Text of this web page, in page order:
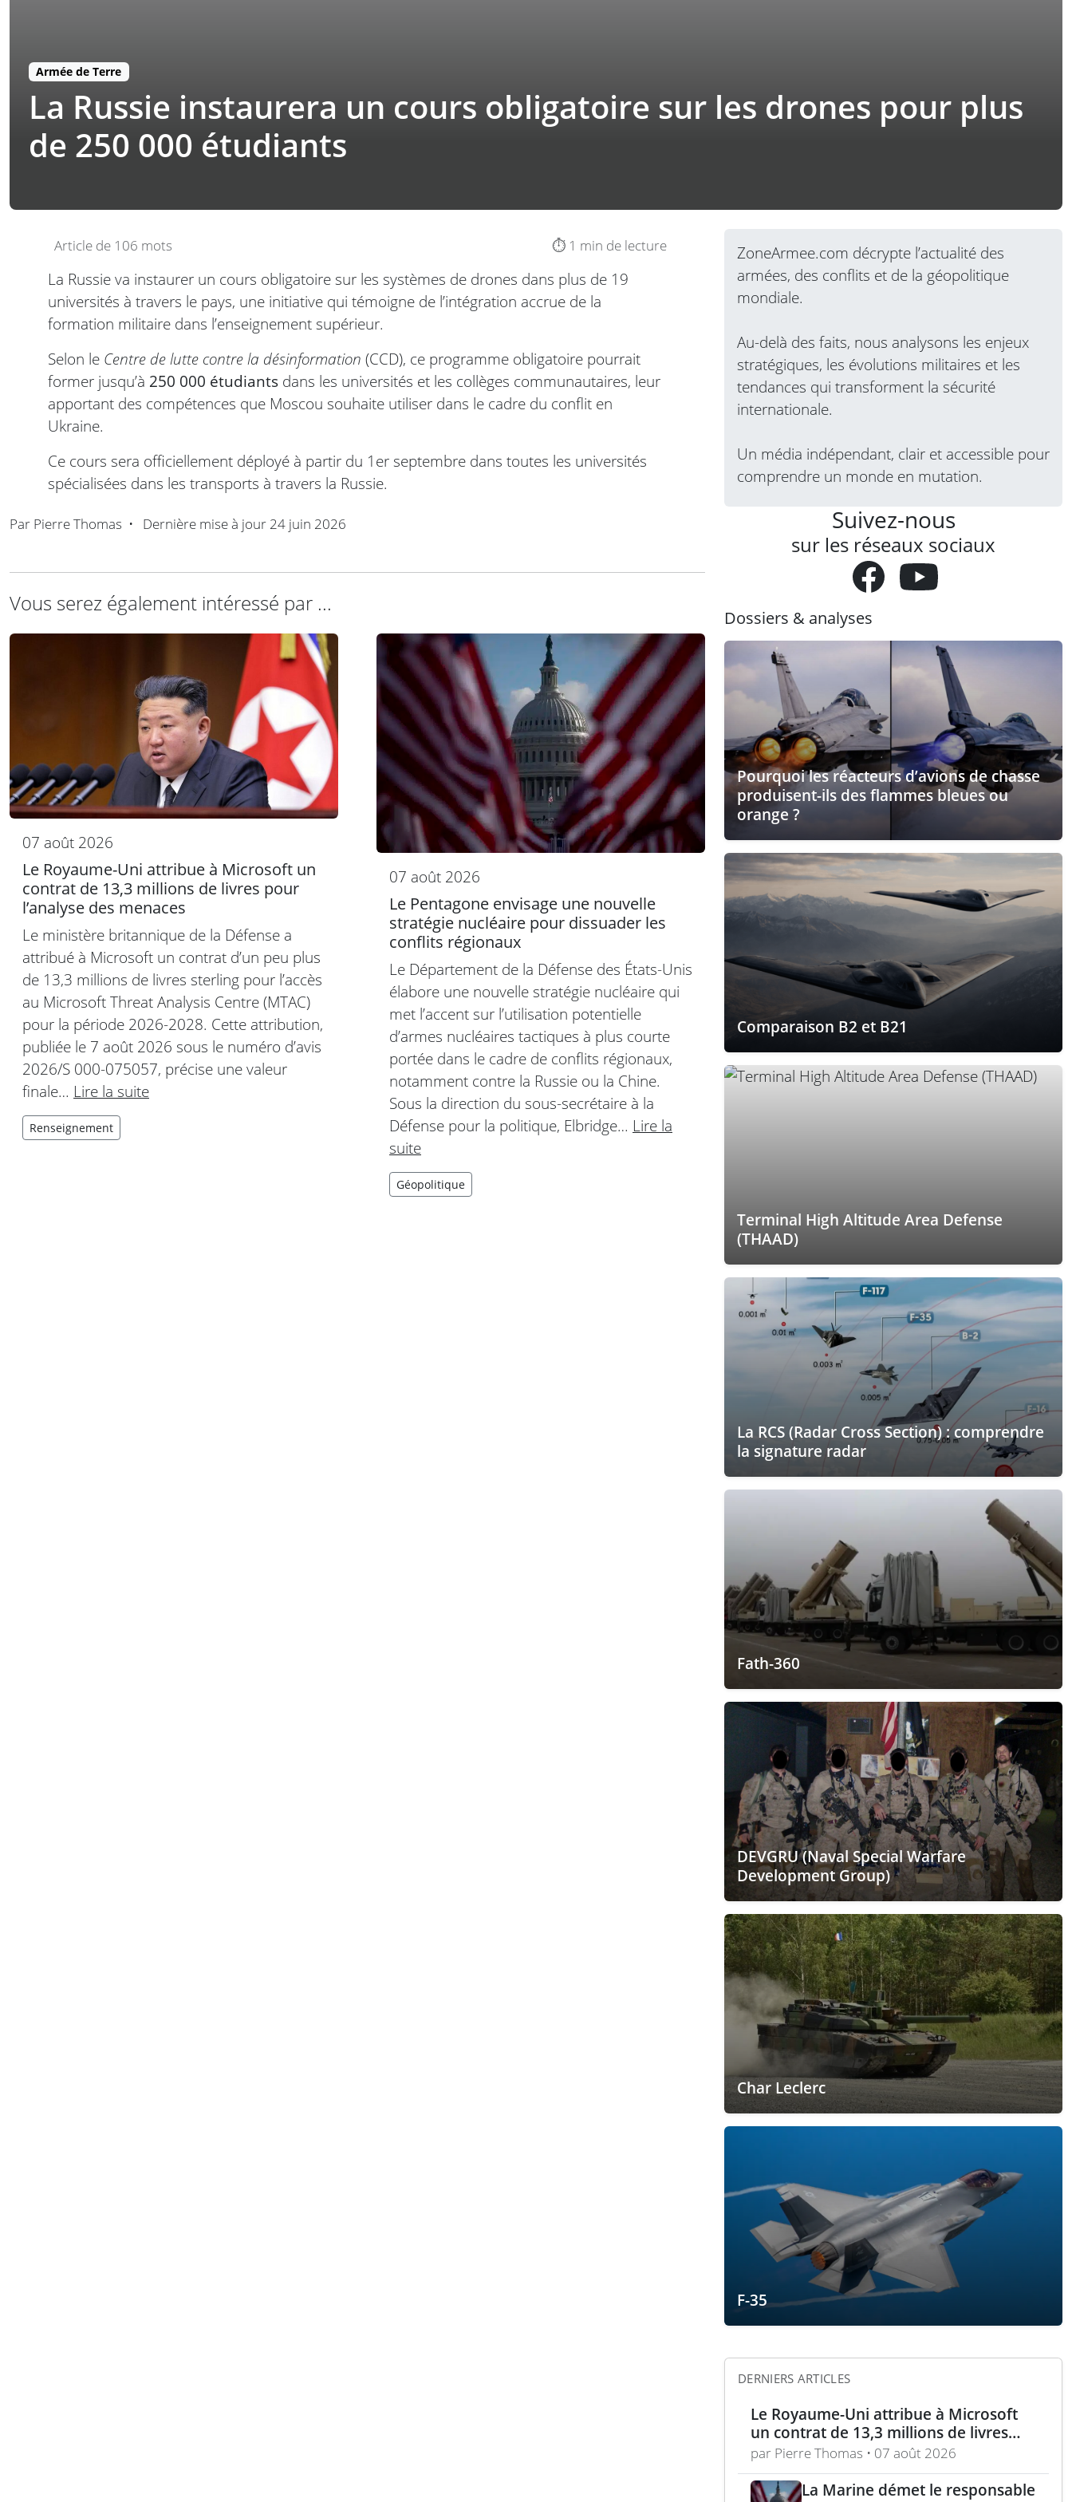
Armée de Terre
La Russie instaurera un cours obligatoire sur les drones pour plus
de 250 000 étudiants
Article de 106 mots ⏱️ 1 min de lecture
La Russie va instaurer un cours obligatoire sur les systèmes de drones dans plus de 19
universités à travers le pays, une initiative qui témoigne de l’intégration accrue de la
formation militaire dans l’enseignement supérieur.
Selon le Centre de lutte contre la désinformation (CCD), ce programme obligatoire pourrait
former jusqu’à 250 000 étudiants dans les universités et les collèges communautaires, leur
apportant des compétences que Moscou souhaite utiliser dans le cadre du conflit en
Ukraine.
Ce cours sera officiellement déployé à partir du 1er septembre dans toutes les universités
spécialisées dans les transports à travers la Russie.
Par Pierre Thomas • Dernière mise à jour 24 juin 2026
Vous serez également intéressé par ...
07 août 2026
Le Royaume-Uni attribue à Microsoft un
contrat de 13,3 millions de livres pour
l’analyse des menaces
Le ministère britannique de la Défense a
attribué à Microsoft un contrat d’un peu plus
de 13,3 millions de livres sterling pour l’accès
au Microsoft Threat Analysis Centre (MTAC)
pour la période 2026-2028. Cette attribution,
publiée le 7 août 2026 sous le numéro d’avis
2026/S 000-075057, précise une valeur
finale… Lire la suite
Renseignement
07 août 2026
Le Pentagone envisage une nouvelle
stratégie nucléaire pour dissuader les
conflits régionaux
Le Département de la Défense des États-Unis
élabore une nouvelle stratégie nucléaire qui
met l’accent sur l’utilisation potentielle
d’armes nucléaires tactiques à plus courte
portée dans le cadre de conflits régionaux,
notamment contre la Russie ou la Chine.
Sous la direction du sous-secrétaire à la
Défense pour la politique, Elbridge… Lire la
suite
Géopolitique
ZoneArmee.com décrypte l’actualité des
armées, des conflits et de la géopolitique
mondiale.
Au-delà des faits, nous analysons les enjeux
stratégiques, les évolutions militaires et les
tendances qui transforment la sécurité
internationale.
Un média indépendant, clair et accessible pour
comprendre un monde en mutation.
Suivez-nous
sur les réseaux sociaux
Dossiers & analyses
Pourquoi les réacteurs d’avions de chasse
produisent-ils des flammes bleues ou
orange ?
Comparaison B2 et B21
Terminal High Altitude Area Defense
(THAAD)
La RCS (Radar Cross Section) : comprendre
la signature radar
Fath-360
DEVGRU (Naval Special Warfare
Development Group)
Char Leclerc
F-35
DERNIERS ARTICLES
Le Royaume-Uni attribue à Microsoft
un contrat de 13,3 millions de livres
pour l’analyse des menaces
par Pierre Thomas • 07 août 2026
La Marine démet le responsable